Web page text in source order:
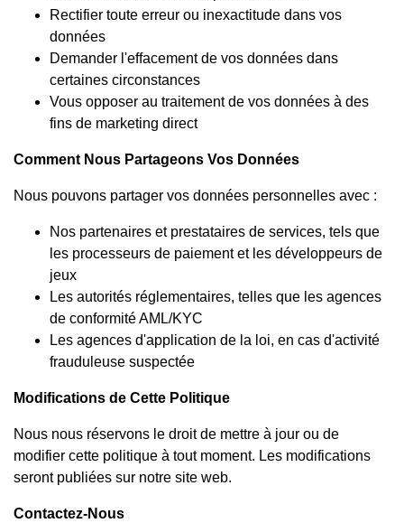
Rectifier toute erreur ou inexactitude dans vos
données
Demander l'effacement de vos données dans
certaines circonstances
Vous opposer au traitement de vos données à des
fins de marketing direct
Comment Nous Partageons Vos Données
Nous pouvons partager vos données personnelles avec :
Nos partenaires et prestataires de services, tels que
les processeurs de paiement et les développeurs de
jeux
Les autorités réglementaires, telles que les agences
de conformité AML/KYC
Les agences d'application de la loi, en cas d'activité
frauduleuse suspectée
Modifications de Cette Politique
Nous nous réservons le droit de mettre à jour ou de
modifier cette politique à tout moment. Les modifications
seront publiées sur notre site web.
Contactez-Nous